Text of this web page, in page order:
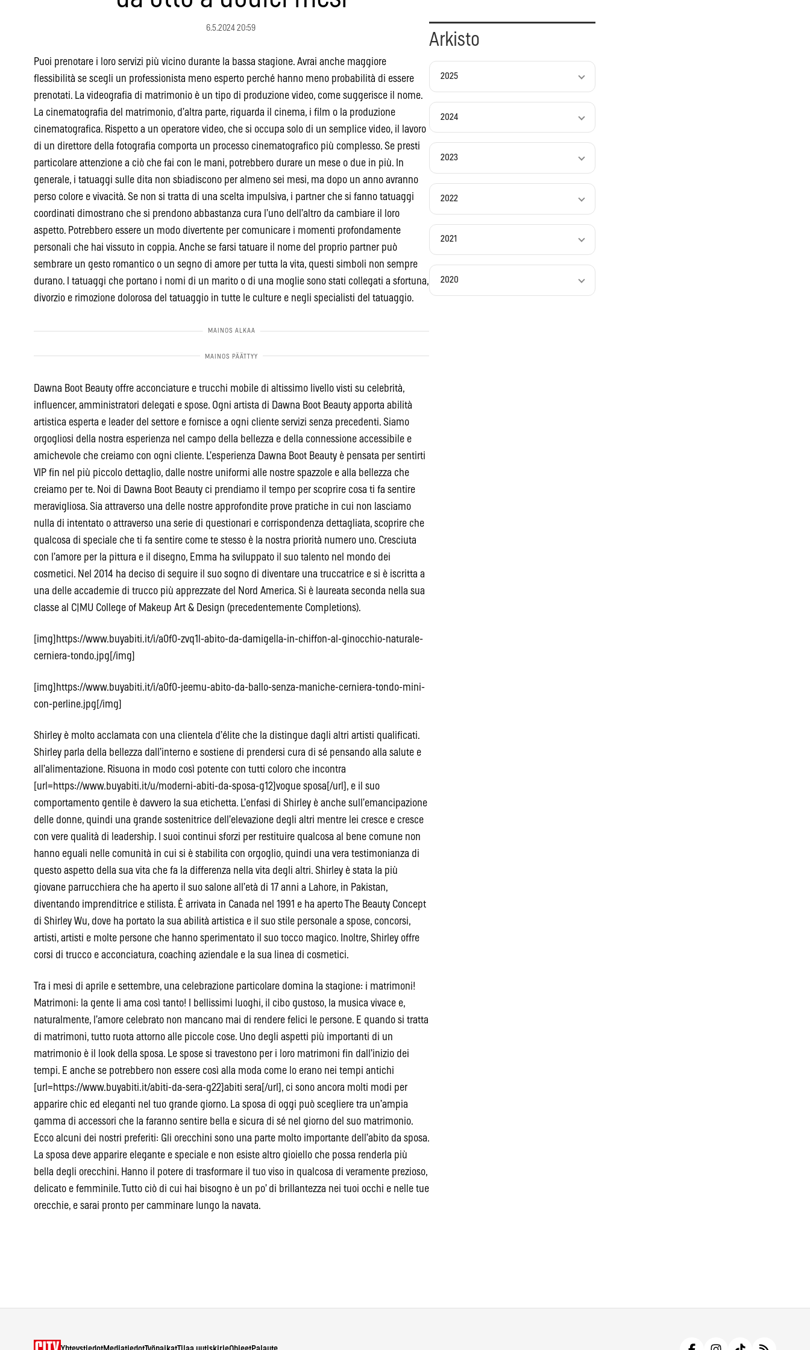
6.5.2024 20:59
Puoi prenotare i loro servizi più vicino durante la bassa stagione. Avrai anche maggiore
flessibilità se scegli un professionista meno esperto perché hanno meno probabilità di essere
prenotati. La videografia di matrimonio è un tipo di produzione video, come suggerisce il nome.
La cinematografia del matrimonio, d’altra parte, riguarda il cinema, i film o la produzione
cinematografica. Rispetto a un operatore video, che si occupa solo di un semplice video, il lavoro
di un direttore della fotografia comporta un processo cinematografico più complesso. Se presti
particolare attenzione a ciò che fai con le mani, potrebbero durare un mese o due in più. In
generale, i tatuaggi sulle dita non sbiadiscono per almeno sei mesi, ma dopo un anno avranno
perso colore e vivacità. Se non si tratta di una scelta impulsiva, i partner che si fanno tatuaggi
coordinati dimostrano che si prendono abbastanza cura l’uno dell’altro da cambiare il loro
aspetto. Potrebbero essere un modo divertente per comunicare i momenti profondamente
personali che hai vissuto in coppia. Anche se farsi tatuare il nome del proprio partner può
sembrare un gesto romantico o un segno di amore per tutta la vita, questi simboli non sempre
durano. I tatuaggi che portano i nomi di un marito o di una moglie sono stati collegati a sfortuna,
divorzio e rimozione dolorosa del tatuaggio in tutte le culture e negli specialisti del tatuaggio.
Dawna Boot Beauty offre acconciature e trucchi mobile di altissimo livello visti su celebrità,
influencer, amministratori delegati e spose. Ogni artista di Dawna Boot Beauty apporta abilità
artistica esperta e leader del settore e fornisce a ogni cliente servizi senza precedenti. Siamo
orgogliosi della nostra esperienza nel campo della bellezza e della connessione accessibile e
amichevole che creiamo con ogni cliente. L’esperienza Dawna Boot Beauty è pensata per sentirti
VIP fin nel più piccolo dettaglio, dalle nostre uniformi alle nostre spazzole e alla bellezza che
creiamo per te. Noi di Dawna Boot Beauty ci prendiamo il tempo per scoprire cosa ti fa sentire
meravigliosa. Sia attraverso una delle nostre approfondite prove pratiche in cui non lasciamo
nulla di intentato o attraverso una serie di questionari e corrispondenza dettagliata, scoprire che
qualcosa di speciale che ti fa sentire come te stesso è la nostra priorità numero uno. Cresciuta
con l’amore per la pittura e il disegno, Emma ha sviluppato il suo talento nel mondo dei
cosmetici. Nel 2014 ha deciso di seguire il suo sogno di diventare una truccatrice e si è iscritta a
una delle accademie di trucco più apprezzate del Nord America. Si è laureata seconda nella sua
classe al C|MU College of Makeup Art & Design (precedentemente Completions).
[img]https://www.buyabiti.it/i/a0f0-zvq1l-abito-da-damigella-in-chiffon-al-ginocchio-naturale-
cerniera-tondo.jpg[/img]
[img]https://www.buyabiti.it/i/a0f0-jeemu-abito-da-ballo-senza-maniche-cerniera-tondo-mini-
con-perline.jpg[/img]
Shirley è molto acclamata con una clientela d’élite che la distingue dagli altri artisti qualificati.
Shirley parla della bellezza dall’interno e sostiene di prendersi cura di sé pensando alla salute e
all’alimentazione. Risuona in modo così potente con tutti coloro che incontra
[url=https://www.buyabiti.it/u/moderni-abiti-da-sposa-g12]vogue sposa[/url], e il suo
comportamento gentile è davvero la sua etichetta. L’enfasi di Shirley è anche sull’emancipazione
delle donne, quindi una grande sostenitrice dell’elevazione degli altri mentre lei cresce e cresce
con vere qualità di leadership. I suoi continui sforzi per restituire qualcosa al bene comune non
hanno eguali nelle comunità in cui si è stabilita con orgoglio, quindi una vera testimonianza di
questo aspetto della sua vita che fa la differenza nella vita degli altri. Shirley è stata la più
giovane parrucchiera che ha aperto il suo salone all’età di 17 anni a Lahore, in Pakistan,
diventando imprenditrice e stilista. È arrivata in Canada nel 1991 e ha aperto The Beauty Concept
di Shirley Wu, dove ha portato la sua abilità artistica e il suo stile personale a spose, concorsi,
artisti, artisti e molte persone che hanno sperimentato il suo tocco magico. Inoltre, Shirley offre
corsi di trucco e acconciatura, coaching aziendale e la sua linea di cosmetici.
Tra i mesi di aprile e settembre, una celebrazione particolare domina la stagione: i matrimoni!
Matrimoni: la gente li ama così tanto! I bellissimi luoghi, il cibo gustoso, la musica vivace e,
naturalmente, l’amore celebrato non mancano mai di rendere felici le persone. E quando si tratta
di matrimoni, tutto ruota attorno alle piccole cose. Uno degli aspetti più importanti di un
matrimonio è il look della sposa. Le spose si travestono per i loro matrimoni fin dall’inizio dei
tempi. E anche se potrebbero non essere così alla moda come lo erano nei tempi antichi
[url=https://www.buyabiti.it/abiti-da-sera-g22]abiti sera[/url], ci sono ancora molti modi per
apparire chic ed eleganti nel tuo grande giorno. La sposa di oggi può scegliere tra un’ampia
gamma di accessori che la faranno sentire bella e sicura di sé nel giorno del suo matrimonio.
Ecco alcuni dei nostri preferiti: Gli orecchini sono una parte molto importante dell’abito da sposa.
La sposa deve apparire elegante e speciale e non esiste altro gioiello che possa renderla più
bella degli orecchini. Hanno il potere di trasformare il tuo viso in qualcosa di veramente prezioso,
delicato e femminile. Tutto ciò di cui hai bisogno è un po’ di brillantezza nei tuoi occhi e nelle tue
orecchie, e sarai pronto per camminare lungo la navata.
Arkisto
2025
2024
2023
2022
2021
2020